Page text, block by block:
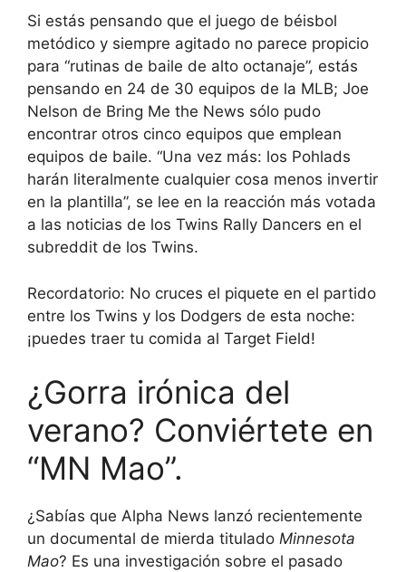
Si estás pensando que el juego de béisbol
metódico y siempre agitado no parece propicio
para “rutinas de baile de alto octanaje”, estás
pensando en 24 de 30 equipos de la MLB; Joe
Nelson de Bring Me the News sólo pudo
encontrar otros cinco equipos que emplean
equipos de baile. “Una vez más: los Pohlads
harán literalmente cualquier cosa menos invertir
en la plantilla”, se lee en la reacción más votada
a las noticias de los Twins Rally Dancers en el
subreddit de los Twins.
Recordatorio: No cruces el piquete en el partido
entre los Twins y los Dodgers de esta noche:
¡puedes traer tu comida al Target Field!
¿Gorra irónica del
verano? Conviértete en
“MN Mao”.
¿Sabías que Alpha News lanzó recientemente
un documental de mierda titulado Minnesota
Mao? Es una investigación sobre el pasado